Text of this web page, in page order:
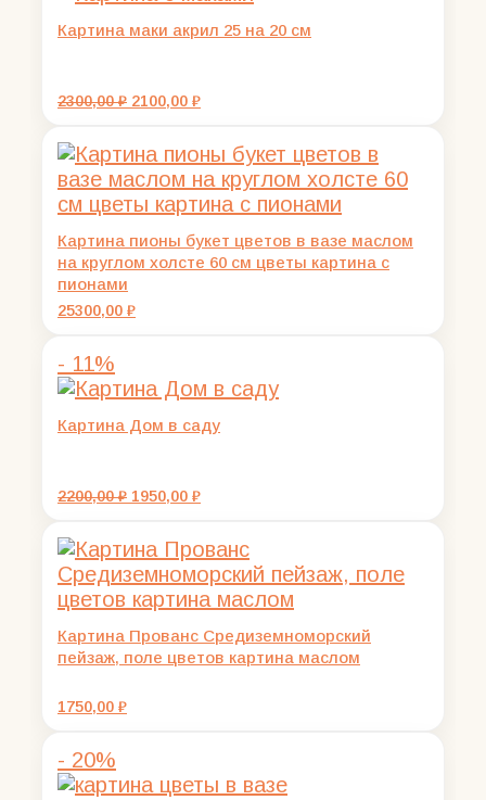
Картина маки акрил 25 на 20 см
2300,00₽ Первоначальная
2300,00 ₽.
2100,00 ₽Текущая
Картина пионы букет цветов в вазе маслом
на круглом холсте 60 см цветы картина с
пионами
25300,00 ₽
- 11%
Картина Дом в саду
2200,00₽ Первоначальная
2200,00 ₽.
1950,00 ₽Текущая
Картина Прованс Средиземноморский
пейзаж, поле цветов картина маслом
1750,00 ₽
- 20%